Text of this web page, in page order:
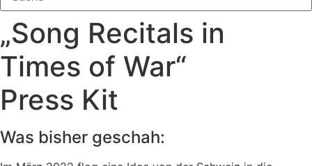
„Song Recitals in
Times of War“
Press Kit
Was bisher geschah: